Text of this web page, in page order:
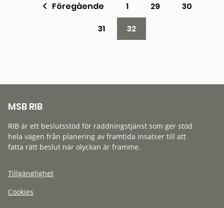
Föregående 1 29
30
31
32
MSB RIB
RIB är ett beslutsstöd för räddningstjänst som ger stöd
hela vägen från planering av framtida insatser till att
fatta rätt beslut när olyckan är framme.
Tillgänglighet
Cookies